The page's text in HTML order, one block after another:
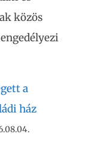
közös
a
ház